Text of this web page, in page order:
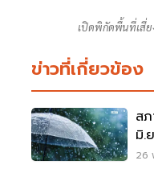
เปิดพิกัดพื้นที่เสี่ย
ข่าวที่เกี่ยวข้อง
ส
มิ.
ต
26